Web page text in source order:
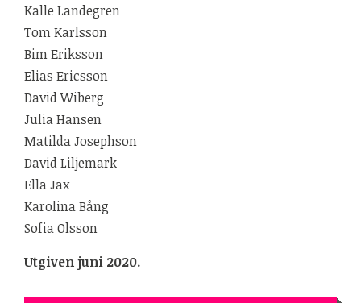
Kalle Landegren
Tom Karlsson
Bim Eriksson
Elias Ericsson
David Wiberg
Julia Hansen
Matilda Josephson
David Liljemark
Ella Jax
Karolina Bång
Sofia Olsson
Utgiven juni 2020.